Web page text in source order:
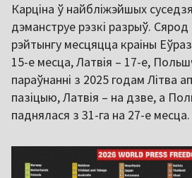
Карціна ў найбліжэйшых
дэманструе рэзкі разрыў.
рэйтынгу месцяцца краіны
15-е месца, Латвія – 17-е,
параўнанні з 2025 годам Літва
пазіцыю, Латвія – на дзве, а
паднялася з 31-га на 27-е месца.